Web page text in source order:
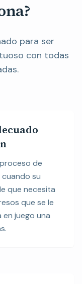
para ser
con todas
de
su
que necesita
que se le
juego una